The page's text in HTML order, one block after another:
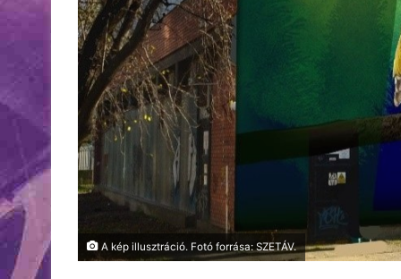
A kép illusztráció. Fotó forrása: SZETÁV.